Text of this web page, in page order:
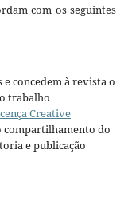
com os seguintes
concedem à revista o
trabalho
Creative
do
e publicação